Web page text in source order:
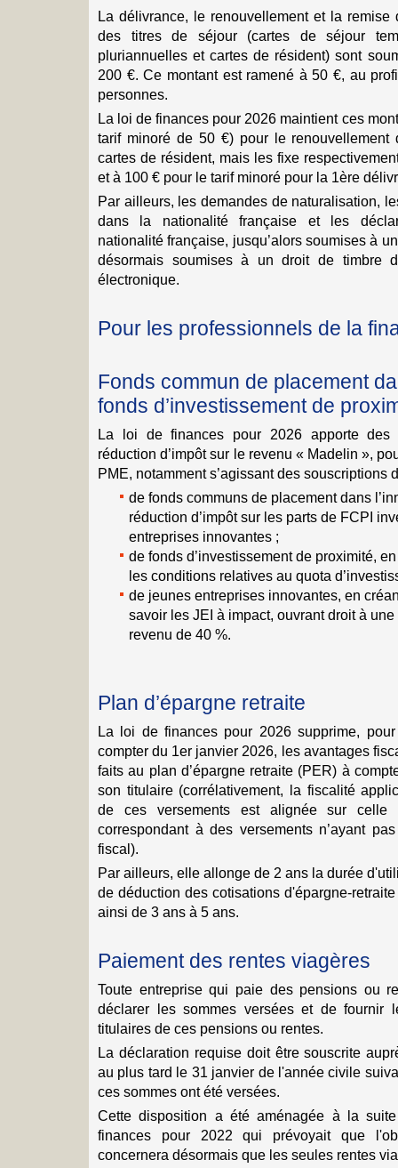
La délivrance, le renouvellement et la remise
des titres de séjour (cartes de séjour
pluriannuelles et cartes de résident) sont
200 €. Ce montant est ramené à 50 €, au
personnes.
La loi de finances pour 2026 maintient ces
tarif minoré de 50 €) pour le
cartes de résident, mais les fixe
et à 100 € pour le tarif minoré pour la 1ère
Par ailleurs, les demandes de naturalisation,
dans la nationalité française et les
nationalité française, jusqu’alors soumises à
désormais soumises à un droit de timbre
électronique.
Pour les professionnels de la
Fonds commun de placement
fonds d’investissement de
La loi de finances pour 2026 apporte
réduction d’impôt sur le revenu « Madelin »,
PME, notamment s’agissant des souscriptions
de fonds communs de placement dans
réduction d’impôt sur les parts de FCPI
entreprises innovantes ;
de fonds d’investissement de proximité,
les conditions relatives au quota
de jeunes entreprises innovantes, en
savoir les JEI à impact, ouvrant droit à
revenu de 40 %.
Plan d’épargne retraite
La loi de finances pour 2026 supprime,
compter du 1er janvier 2026, les avantages
faits au plan d’épargne retraite (PER) à
son titulaire (corrélativement, la fiscalité
de ces versements est alignée sur celle
correspondant à des versements n’ayant
fiscal).
Par ailleurs, elle allonge de 2 ans la durée
de déduction des cotisations d'épargne-
ainsi de 3 ans à 5 ans.
Paiement des rentes viagères
Toute entreprise qui paie des pensions ou
déclarer les sommes versées et de fournir
titulaires de ces pensions ou rentes.
La déclaration requise doit être souscrite
au plus tard le 31 janvier de l'année civile
ces sommes ont été versées.
Cette disposition a été aménagée à la
finances pour 2022 qui prévoyait que
concernera désormais que les seules rentes